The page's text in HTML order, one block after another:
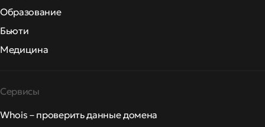
Образование
Бьюти
Медицина
Сервисы
Whois – проверить данные домена